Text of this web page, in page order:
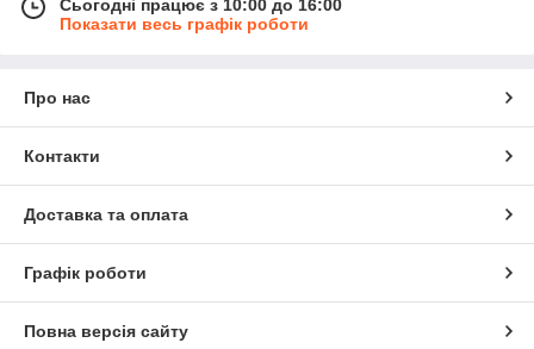
Сьогодні працює з 10:00 до 16:00
Показати весь графік роботи
Про нас
Контакти
Доставка та оплата
Графік роботи
Повна версія сайту